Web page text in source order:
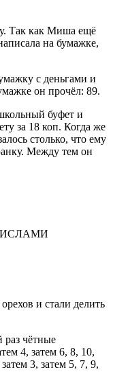
Так как Миша ещё
на бумажке,
с деньгами и
он прочёл: 89.
буфет и
за 18 коп. Когда же
столько, что ему
Между тем он
и стали делить
чётные
4, затем 6, 8, 10,
3, затем 5, 7, 9,